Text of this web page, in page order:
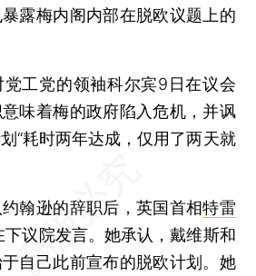
露梅内阁内部在脱欧议题上的
工党的领袖科尔宾9日在议会
味着梅的政府陷入危机，并讽
“耗时两年达成，仅用了两天就
逊的辞职后，英国首相特雷
下议院发言。她承认，戴维斯和
自己此前宣布的脱欧计划。她